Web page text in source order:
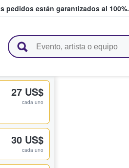
pedidos están garantizados al 100%.
27 US$
cada uno
30 US$
cada uno